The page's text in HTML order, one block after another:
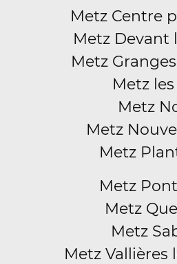
Metz Centre
Metz Devant
Metz
Metz
Metz
Metz
Metz
Metz
Metz
Metz
Metz Vallières